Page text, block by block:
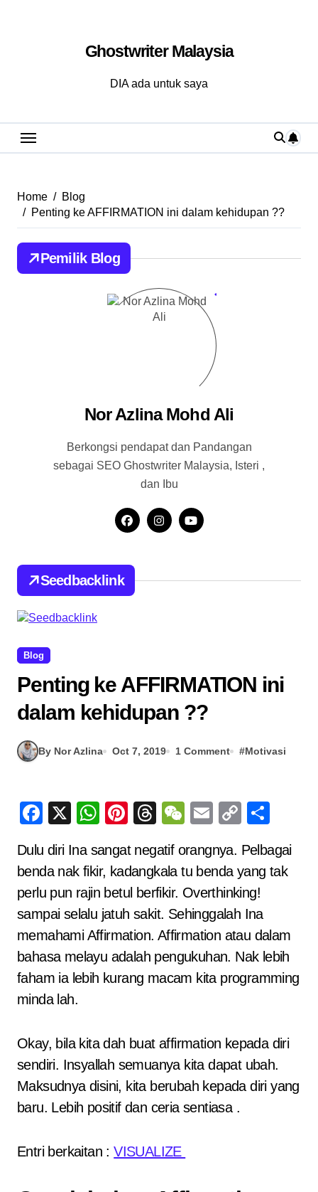
Ghostwriter Malaysia
DIA ada untuk saya
Home
Blog
Penting ke AFFIRMATION ini dalam kehidupan ??
Pemilik Blog
Nor Azlina Mohd Ali
Berkongsi pendapat dan Pandangan
sebagai SEO Ghostwriter Malaysia, Isteri ,
dan Ibu
Seedbacklink
Blog
Penting ke AFFIRMATION ini
dalam kehidupan ??
By Nor Azlina Oct 7, 2019 1 Comment #Motivasi
Facebook
X WhatsApp
Pinterest
Threads
WeChat
EmailCopy
Dulu diri Ina sangat negatif orangnya. Pelbagai
benda nak fikir, kadangkala tu benda yang tak
perlu pun rajin betul berfikir. Overthinking!
sampai selalu jatuh sakit. Sehinggalah Ina
memahami Affirmation. Affirmation atau dalam
bahasa melayu adalah pengukuhan. Nak lebih
faham ia lebih kurang macam kita programming
minda lah.
Okay, bila kita dah buat affirmation kepada diri
sendiri. Insyallah semuanya kita dapat ubah.
Maksudnya disini, kita berubah kepada diri yang
baru. Lebih positif dan ceria sentiasa .
Entri berkaitan :VISUALIZE